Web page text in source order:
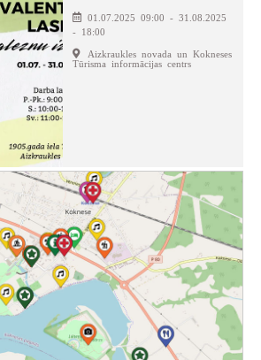
01.07.2025 09:00 - 31.08.2025
- 18:00
Aizkraukles novada un Kokneses
Tūrisma informācijas centrs